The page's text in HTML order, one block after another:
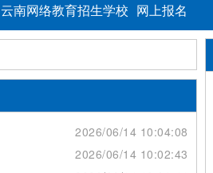
云南网络教育招生学校 网上报名
2026/06/14 10:04:08
2026/06/14 10:02:43